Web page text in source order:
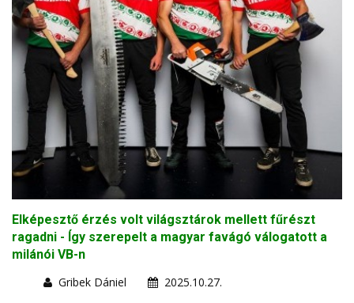
Elképesztő érzés volt világsztárok mellett fűrészt
ragadni - Így szerepelt a magyar favágó válogatott a
milánói VB-n
Gribek Dániel
2025.10.27.